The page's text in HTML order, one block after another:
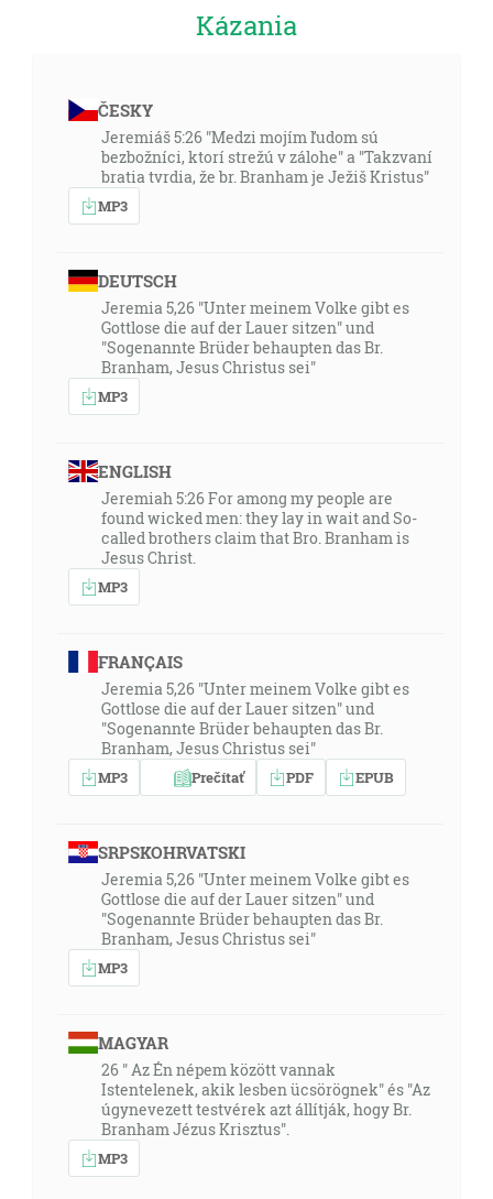
Kázania
ČESKY
Jeremiáš 5:26 "Medzi mojím ľudom sú
bezbožníci, ktorí strežú v zálohe" a "Takzvaní
bratia tvrdia, že br. Branham je Ježiš Kristus"
MP3
DEUTSCH
Jeremia 5,26 "Unter meinem Volke gibt es
Gottlose die auf der Lauer sitzen" und
"Sogenannte Brüder behaupten das Br.
Branham, Jesus Christus sei"
MP3
ENGLISH
Jeremiah 5:26 For among my people are
found wicked men: they lay in wait and So-
called brothers claim that Bro. Branham is
Jesus Christ.
MP3
FRANÇAIS
Jeremia 5,26 "Unter meinem Volke gibt es
Gottlose die auf der Lauer sitzen" und
"Sogenannte Brüder behaupten das Br.
Branham, Jesus Christus sei"
MP3 Prečítať PDF EPUB
SRPSKOHRVATSKI
Jeremia 5,26 "Unter meinem Volke gibt es
Gottlose die auf der Lauer sitzen" und
"Sogenannte Brüder behaupten das Br.
Branham, Jesus Christus sei"
MP3
MAGYAR
26 " Az Én népem között vannak
Istentelenek, akik lesben ücsörögnek" és "Az
úgynevezett testvérek azt állítják, hogy Br.
Branham Jézus Krisztus".
MP3